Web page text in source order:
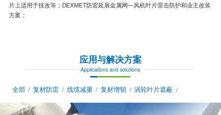
片上适用于技改等；DEXMET防雷延展金属网—风机叶片雷击防护和业主改装
方案；
应用与解决方案
Applications and solutions
全部 / 复材防雷 / 线缆减重 / 复材增韧 / 涡轮叶片遮蔽 /